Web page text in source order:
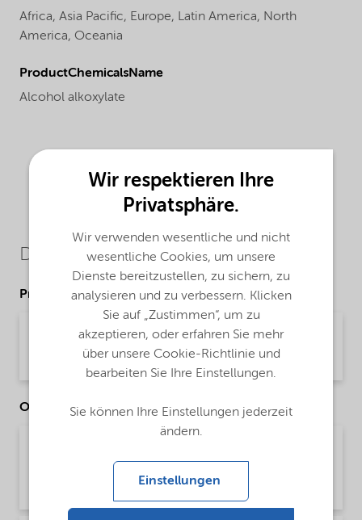
Africa, Asia Pacific, Europe, Latin America, North
America, Oceania
ProductChemicalsName
Alcohol alkoxylate
Downloads
Product Data Sheets
PDS Ethylan 995 (English)
Product Data Sheet | application/pdf (33,4 KB) | English
Other Documents
Wir respektieren Ihre
Privatsphäre.
Wir verwenden wesentliche und nicht
wesentliche Cookies, um unsere
Dienste bereitzustellen, zu sichern, zu
analysieren und zu verbessern. Klicken
Sie auf „Zustimmen“, um zu
akzeptieren, oder erfahren Sie mehr
über unsere Cookie-Richtlinie und
bearbeiten Sie Ihre Einstellungen.
Sie können Ihre Einstellungen jederzeit
ändern.
Einstellungen